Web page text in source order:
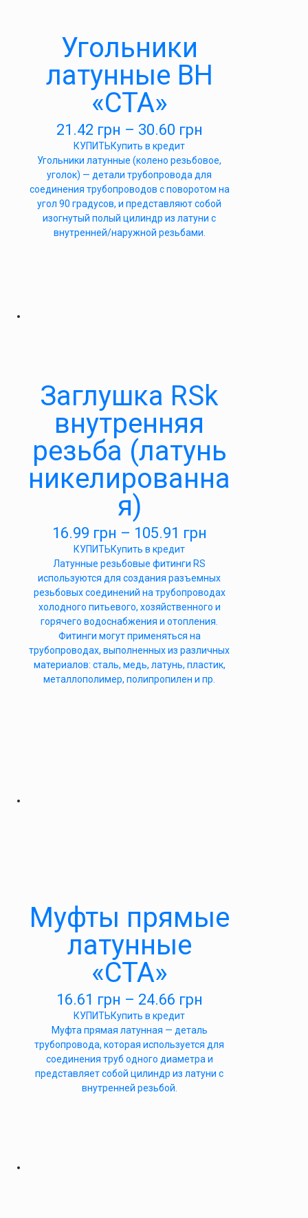
Угольники
латунные ВН
«СТА»
21.42 грн – 30.60 грн
КУПИТЬКупить в кредит
Угольники латунные (колено резьбовое,
уголок) — детали трубопровода для
соединения трубопроводов с поворотом на
угол 90 градусов, и представляют собой
изогнутый полый цилиндр из латуни с
внутренней/наружной резьбами.
Заглушка RSk
внутренняя
резьба (латунь
никелированна
я)
16.99 грн – 105.91 грн
КУПИТЬКупить в кредит
Латунные резьбовые фитинги RS
используются для создания разъемных
резьбовых соединений на трубопроводах
холодного питьевого, хозяйственного и
горячего водоснабжения и отопления.
Фитинги могут применяться на
трубопроводах, выполненных из различных
материалов: сталь, медь, латунь, пластик,
металлополимер, полипропилен и пр.
Муфты прямые
латунные
«СТА»
16.61 грн – 24.66 грн
КУПИТЬКупить в кредит
Муфта прямая латунная — деталь
трубопровода, которая используется для
соединения труб одного диаметра и
представляет собой цилиндр из латуни с
внутренней резьбой.